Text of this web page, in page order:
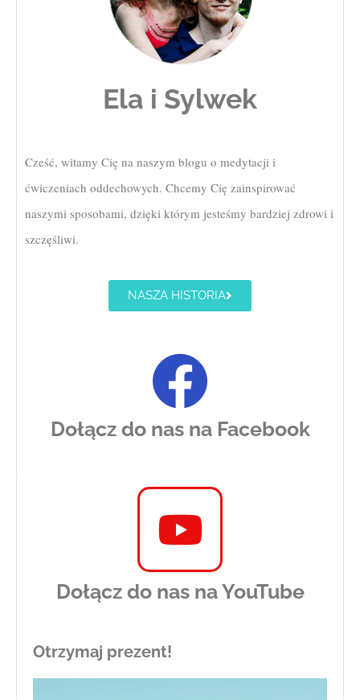
Ela i Sylwek
Cześć, witamy Cię na naszym blogu o medytacji i
ćwiczeniach oddechowych. Chcemy Cię zainspirować
naszymi sposobami, dzięki którym jesteśmy bardziej zdrowi i
szczęśliwi.
NASZA HISTORIA
Dołącz do nas na Facebook
Dołącz do nas na YouTube
Otrzymaj prezent!